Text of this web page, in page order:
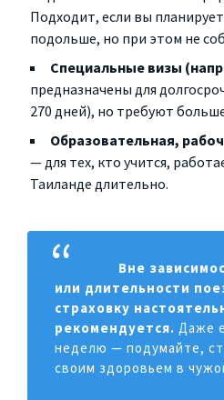
Подходит, если вы
подольше, но при этом не
Специальные визы
предназначены для
270 дней), но требуют
Образовательная,
— для тех, кто учится,
Таиланде длительно.
Вне
или длительности
страховку
рекомендуется. Даже
неделю — подумайте,
своим здоровьем в